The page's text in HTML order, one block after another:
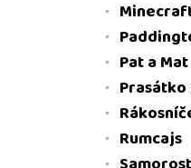
Pat a Mat
Prasátko
Rumcajs